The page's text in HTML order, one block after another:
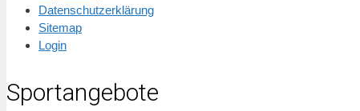
Datenschutzerklärung
Sitemap
Login
Sportangebote